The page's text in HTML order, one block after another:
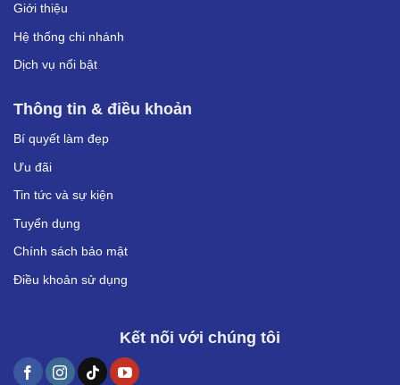
Giới thiệu
Hệ thống chi nhánh
Dịch vụ nổi bật
Thông tin & điều khoản
Bí quyết làm đẹp
Ưu đãi
Tin tức và sự kiện
Tuyển dụng
Chính sách bảo mật
Điều khoản sử dụng
Kết nối với chúng tôi